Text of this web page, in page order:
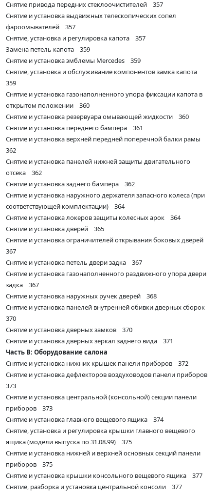
Снятие привода передних стеклоочистителей 357
Снятие и установка выдвижных телескопических сопел
фароомывателей 357
Снятие, установка и регулировка капота 357
Замена петель капота 359
Снятие и установка эмблемы Mercedes 359
Снятие, установка и обслуживание компонентов замка капота
359
Снятие и установка газонаполненного упора фиксации капота в
открытом положении 360
Снятие и установка резервуара омывающей жидкости 360
Снятие и установка переднего бампера 361
Снятие и установка верхней передней поперечной балки рамы
362
Снятие и установка панелей нижней защиты двигательного
отсека 362
Снятие и установка заднего бампера 362
Снятие и установка наружного держателя запасного колеса (при
соответствующей комплектации) 364
Снятие и установка локеров защиты колесных арок 364
Снятие и установка дверей 365
Снятие и установка ограничителей открывания боковых дверей
367
Снятие и установка петель двери задка 367
Снятие и установка газонаполненного раздвижного упора двери
задка 367
Снятие и установка наружных ручек дверей 368
Снятие и установка панелей внутренней обивки дверных сборок
370
Снятие и установка дверных замков 370
Снятие и установка дверных зеркал заднего вида 371
Часть В: Оборудование салона
Снятие и установка нижних крышек панели приборов 372
Снятие и установка дефлекторов воздуховодов панели приборов
373
Снятие и установка центральной (консольной) секции панели
приборов 373
Снятие и установка главного вещевого ящика 374
Снятие, установка и регулировка крышки главного вещевого
ящика (модели выпуска по 31.08.99) 375
Снятие и установка нижней и верхней основных секций панели
приборов 375
Снятие и установка крышки консольного вещевого ящика 377
Снятие, разборка и установка центральной консоли 377